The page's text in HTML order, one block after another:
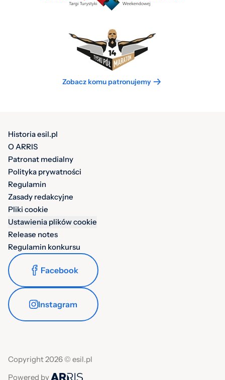
Zobacz komu patronujemy
Historia esil.pl
O ARRIS
Patronat medialny
Polityka prywatności
Regulamin
Zasady redakcyjne
Pliki cookie
Ustawienia plików cookie
Release notes
Regulamin konkursu
Facebook
Instagram
Copyright 2026 © esil.pl
Powered by